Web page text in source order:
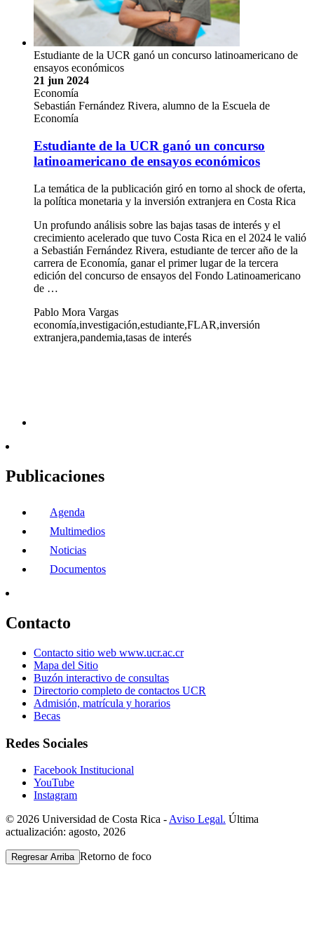
Estudiante de la UCR ganó un concurso latinoamericano de
ensayos económicos
21 jun 2024
Economía
Sebastián Fernández Rivera, alumno de la Escuela de
Economía
Estudiante de la UCR ganó un concurso
latinoamericano de ensayos económicos
La temática de la publicación giró en torno al shock de oferta,
la política monetaria y la inversión extranjera en Costa Rica
Un profundo análisis sobre las bajas tasas de interés y el
crecimiento acelerado que tuvo Costa Rica en el 2024 le valió
a Sebastián Fernández Rivera, estudiante de tercer año de la
carrera de Economía, ganar el primer lugar de la tercera
edición del concurso de ensayos del Fondo Latinoamericano
de …
Pablo Mora Vargas
economía,investigación,estudiante,FLAR,inversión
extranjera,pandemia,tasas de interés
Publicaciones
Agenda
Multimedios
Noticias
Documentos
Contacto
Contacto sitio web www.ucr.ac.cr
Mapa del Sitio
Buzón interactivo de consultas
Directorio completo de contactos UCR
Admisión, matrícula y horarios
Becas
Redes Sociales
Facebook Institucional
YouTube
Instagram
© 2026 Universidad de Costa Rica - Aviso Legal. Última
actualización: agosto, 2026
Regresar Arriba Retorno de foco